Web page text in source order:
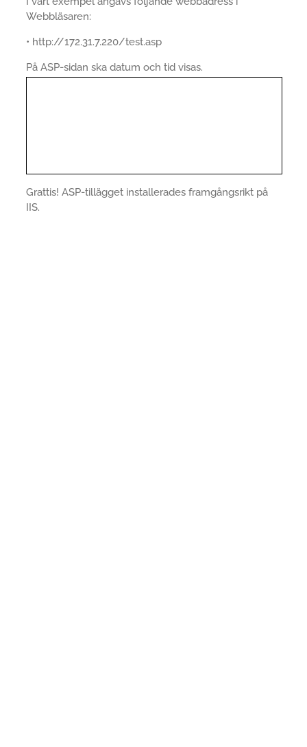
Webbläsaren:
• http://172.31.7.220/test.asp
På ASP-sidan ska datum och tid visas.
Grattis! ASP-tillägget installerades framgångsrikt på
IIS.